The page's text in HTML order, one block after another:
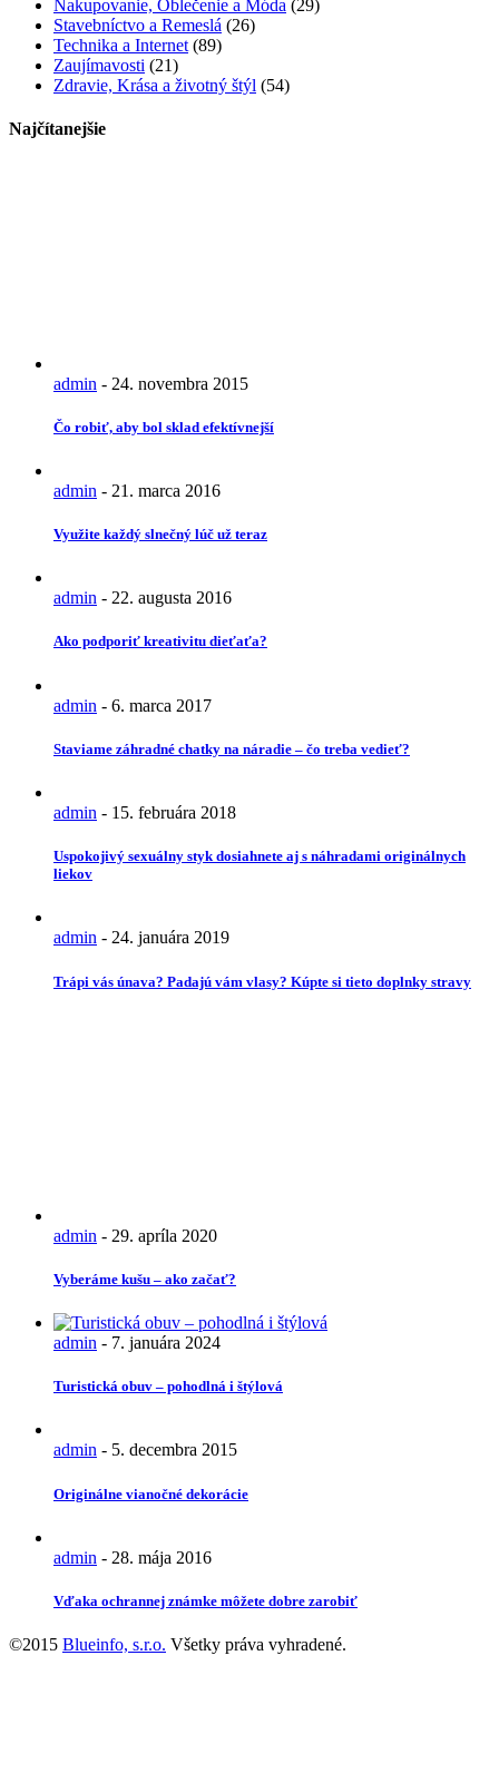
Nakupovanie, Oblečenie a Móda (29)
Stavebníctvo a Remeslá (26)
Technika a Internet (89)
Zaujímavosti (21)
Zdravie, Krása a životný štýl (54)
Najčítanejšie
admin - 24. novembra 2015
Čo robiť, aby bol sklad efektívnejší
admin - 21. marca 2016
Využite každý slnečný lúč už teraz
admin - 22. augusta 2016
Ako podporiť kreativitu dieťaťa?
admin - 6. marca 2017
Staviame záhradné chatky na náradie – čo treba vedieť?
admin - 15. februára 2018
Uspokojivý sexuálny styk dosiahnete aj s náhradami originálnych
liekov
admin - 24. januára 2019
Trápi vás únava? Padajú vám vlasy? Kúpte si tieto doplnky stravy
admin - 29. apríla 2020
Vyberáme kušu – ako začať?
admin - 7. januára 2024
Turistická obuv – pohodlná i štýlová
admin - 5. decembra 2015
Originálne vianočné dekorácie
admin - 28. mája 2016
Vďaka ochrannej známke môžete dobre zarobiť
©2015 Blueinfo, s.r.o. Všetky práva vyhradené.